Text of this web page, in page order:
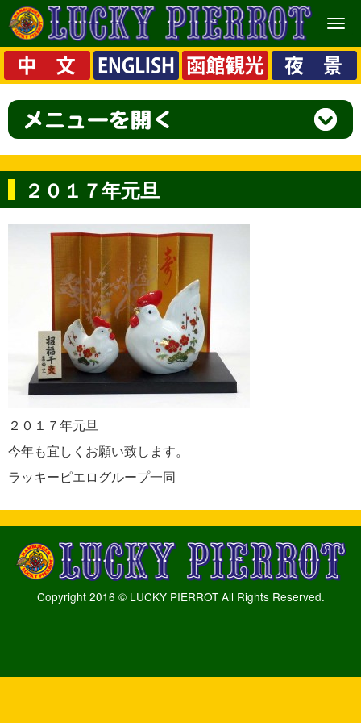
メ
ニ
ュ
ー
２０１７年元旦
２０１７年元旦
今年も宜しくお願い致します。
ラッキーピエログループ一同
Copyright 2016 © LUCKY PIERROT All Rights Reserved.